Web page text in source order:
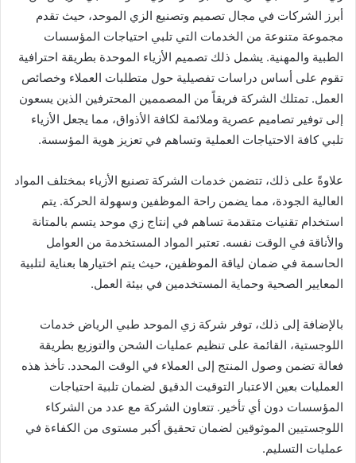
أبرز الشركات في مجال تصميم وتصنيع الزي الموحد، حيث تقدم
مجموعة متنوعة من الخدمات التي تلبي احتياجات المؤسسات
الطبية والمهنية. يشمل ذلك تصميم الأزياء الموحدة بطريقة احترافية
تقوم على أساس دراسات تفصيلية حول متطلبات العملاء وخصائص
العمل. تمتلك الشركة فريقاً من المصممين المحترفين الذين يسعون
إلى توفير تصاميم عصرية وملائمة لكافة الأذواق، مما يجعل الأزياء
تلبي كافة الاحتياجات العملية وتساهم في تعزيز هوية المؤسسة.
علاوةً على ذلك، تتضمن خدمات الشركة تصنيع الأزياء بمختلف المواد
العالية الجودة، مما يضمن راحة الموظفين وسهولة الحركة. يتم
استخدام تقنيات متقدمة تساهم في إنتاج زي موحد يتسم بالمتانة
والأناقة في الوقت نفسه. تعتبر المواد المستخدمة من العوامل
الحاسمة في ضمان لياقة الموظفين، حيث يتم اختيارها بعناية لتلبية
المعايير الصحية وحماية المستخدمين في بيئة العمل.
بالإضافة إلى ذلك، توفر شركة زي الموحد طبي الرياض خدمات
اللوجستية، القائمة على تنظيم عمليات الشحن والتوزيع بطريقة
فعالة تضمن وصول المنتج إلى العملاء في الوقت المحدد. تأخذ هذه
العمليات بعين الاعتبار التوقيت الدقيق لضمان تلبية احتياجات
المؤسسات دون أي تأخير. تتعاون الشركة مع عدد من الشركاء
اللوجستيين الموثوقين لضمان تحقيق أكبر مستوى من الكفاءة في
عمليات التسليم.